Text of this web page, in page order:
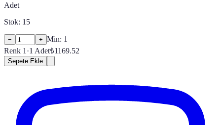
Adet
Stok: 15
− + Min: 1
Renk 1 ·1 Adet₺1169.52
Sepete Ekle